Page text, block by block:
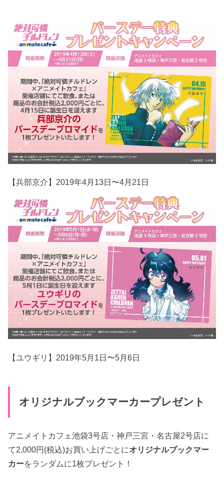
【兵部京介】2019年4月13日〜4月21日
【ユウギリ】2019年5月1日〜5月6日
オリジナルブックマーカープレゼント
アニメイトカフェ池袋3号店・神戸三宮・名古屋2号店に
て2,000円(税込)お買い上げごとにオリジナルブックマー
カーをランダムに1枚プレゼント！